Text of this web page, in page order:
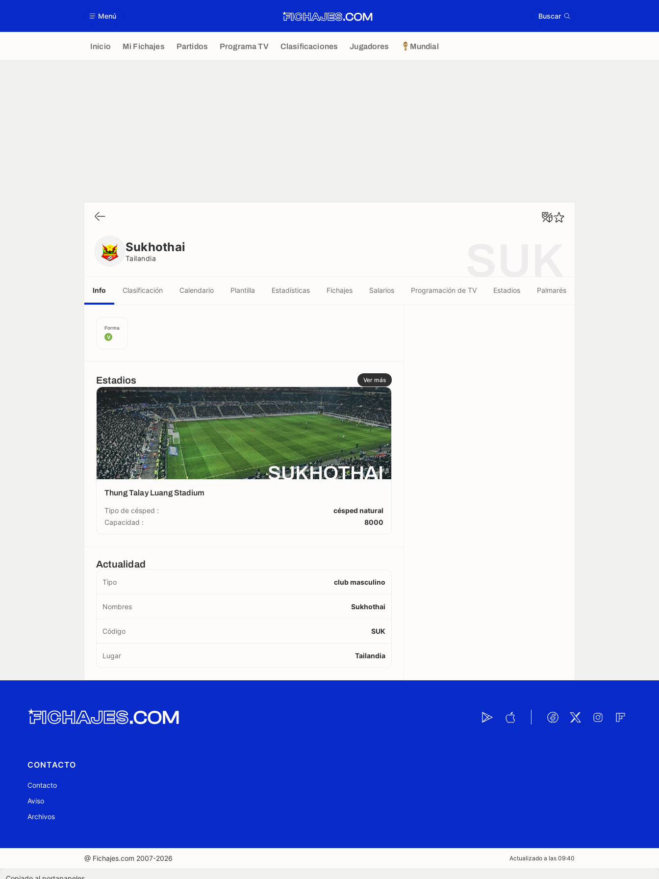
Menú Buscar
Inicio Mi Fichajes Partidos Programa TV Clasificaciones Jugadores Mundial
Sukhothai
Tailandia
Info Clasificación Calendario Plantilla Estadísticas Fichajes Salarios Programación de TV Estadios Palmarés
Forma
V
Estadios Ver más
SUKHOTHAI
Thung Talay Luang Stadium
Tipo de césped :
césped natural
Capacidad :
8000
Actualidad
Tipo club masculino
Nombres Sukhothai
Código SUK
Lugar Tailandia
CONTACTO
Contacto
Aviso
Archivos
@ Fichajes.com 2007-2026 Actualizado a las 09:40